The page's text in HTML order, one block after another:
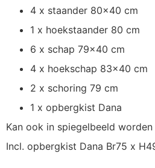
4 x staander 80×40 cm
1 x hoekstaander 80 cm
6 x schap 79×40 cm
4 x hoekschap 83×40 cm
2 x schoring 79 cm
1 x opbergkist Dana
Kan ook in spiegelbeeld
Incl. opbergkist Dana Br75 x